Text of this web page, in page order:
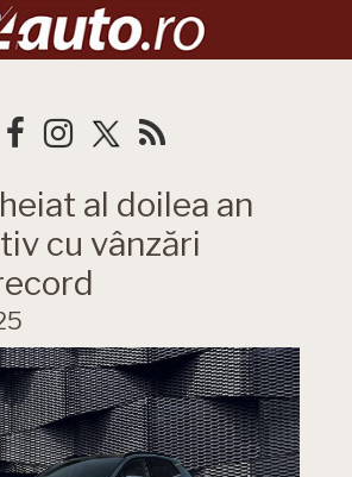
al doilea an
cu vânzări